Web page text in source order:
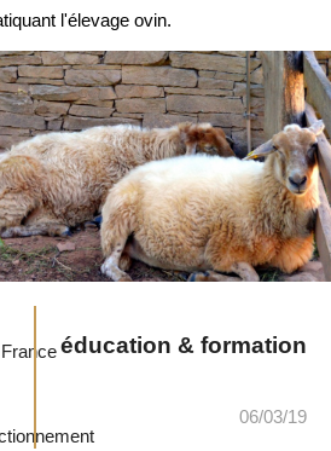
l'élevage ovin.
06/03/19
éducation & formation
Bousbecque, Nord, France